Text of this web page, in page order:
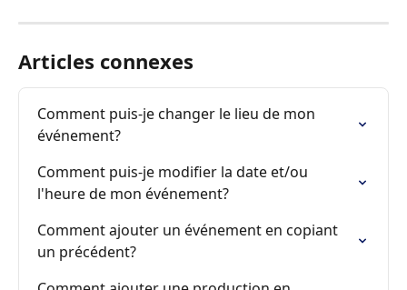
Articles connexes
Comment puis-je changer le lieu de mon
événement?
Comment puis-je modifier la date et/ou
l'heure de mon événement?
Comment ajouter un événement en copiant
un précédent?